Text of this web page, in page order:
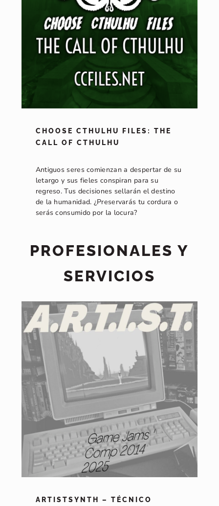
CHOOSE CTHULHU FILES: THE
CALL OF CTHULHU
Antiguos seres comienzan a despertar de su
letargo y sus fieles conspiran para su
regreso. Tus decisiones sellarán el destino
de la humanidad. ¿Preservarás tu cordura o
serás consumido por la locura?
PROFESIONALES Y
SERVICIOS
ARTISTSYNTH – TÉCNICO